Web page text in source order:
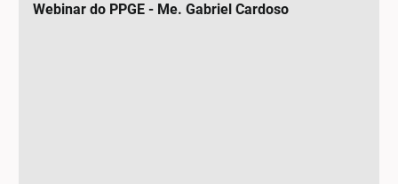
Webinar do PPGE - Me. Gabriel Cardoso